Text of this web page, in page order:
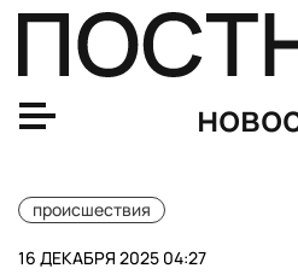
происшествия
16 ДЕКАБРЯ 2025 04:27
В Нальчике медсестру